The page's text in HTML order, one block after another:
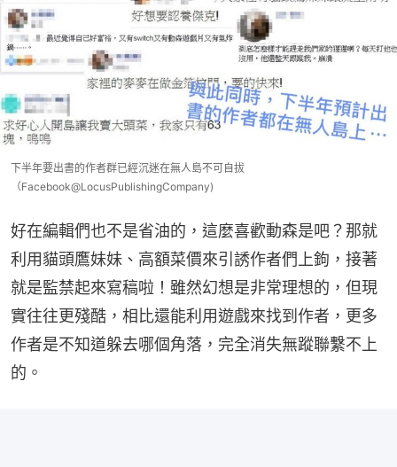
下半年要出書的作者群已經沉迷在無人島不可自拔
（Facebook@LocusPublishingCompany)
好在編輯們也不是省油的，這麼喜歡動森是吧？那就
利用貓頭鷹妹妹、高額菜價來引誘作者們上鉤，接著
就是監禁起來寫稿啦！雖然幻想是非常理想的，但現
實往往更殘酷，相比還能利用遊戲來找到作者，更多
作者是不知道躲去哪個角落，完全消失無蹤聯繫不上
的。